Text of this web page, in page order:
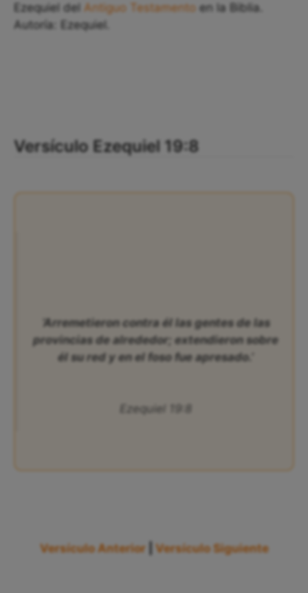
Ezequiel del Antiguo Testamento en la Biblia.
Autoría: Ezequiel.
Versículo Ezequiel 19:8
‘Arremetieron contra él las gentes de las
provincias de alrededor; extendieron sobre
él su red y en el foso fue apresado.’
Ezequiel 19:8
Versículo Anterior Versículo Siguiente